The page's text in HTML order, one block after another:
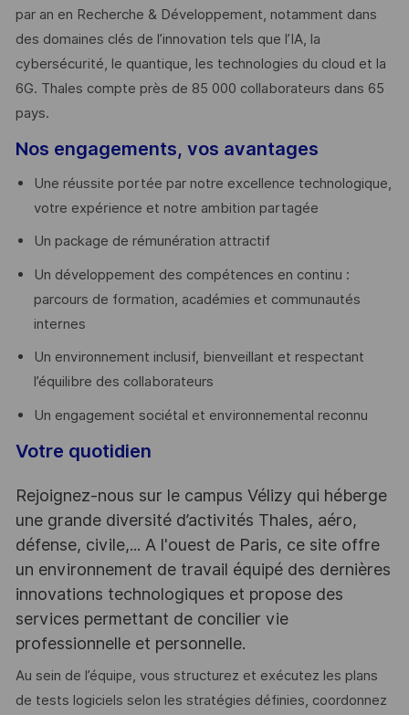
par an en Recherche & Développement, notamment dans
des domaines clés de l’innovation tels que l’IA, la
cybersécurité, le quantique, les technologies du cloud et la
6G. Thales compte près de 85 000 collaborateurs dans 65
pays. ​
Nos engagements, vos avantages
Une réussite portée par notre excellence technologique,
votre expérience et notre ambition partagée
Un package de rémunération attractif
Un développement des compétences en continu :
parcours de formation, académies et communautés
internes
Un environnement inclusif, bienveillant et respectant
l’équilibre des collaborateurs
Un engagement sociétal et environnemental reconnu
Votre quotidien
Rejoignez-nous sur le campus Vélizy qui héberge
une grande diversité d’activités Thales, aéro,
défense, civile,... A l'ouest de Paris, ce site offre
un environnement de travail équipé des dernières
innovations technologiques et propose des
services permettant de concilier vie
professionnelle et personnelle.
Au sein de l’équipe, vous structurez et exécutez les plans
de tests logiciels selon les stratégies définies, coordonnez